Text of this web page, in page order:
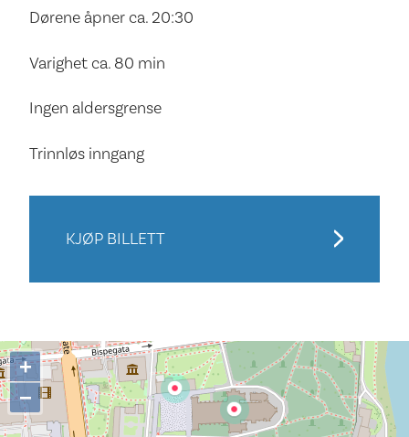
Dørene åpner ca. 20:30
Varighet ca. 80 min
Ingen aldersgrense
Trinnløs inngang
KJØP BILLETT
+
−